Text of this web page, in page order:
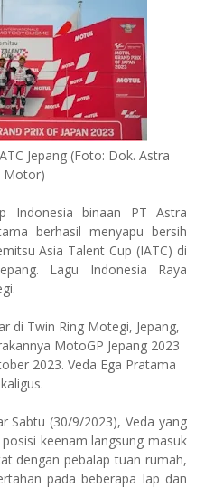
Jepang (Foto: Dok. Astra
Motor)
Indonesia binaan PT Astra
berhasil menyapu bersih
Asia Talent Cup (IATC) di
Lagu Indonesia Raya
di Twin Ring Motegi, Jepang,
MotoGP Jepang 2023
2023. Veda Ega Pratama
Sabtu (30/9/2023), Veda yang
keenam langsung masuk
dengan pebalap tuan rumah,
pada beberapa lap dan